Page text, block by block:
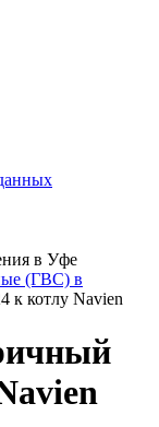
в Уфе
(ГВС) в
к котлу Navien